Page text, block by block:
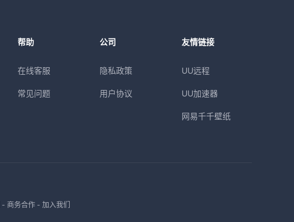
帮助
在线客服
常见问题
公司
隐私政策
用户协议
友情链接
UU远程
UU加速器
网易千千壁纸
- 商务合作- 加入我们